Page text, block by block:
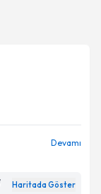
Devamı
Haritada Göster